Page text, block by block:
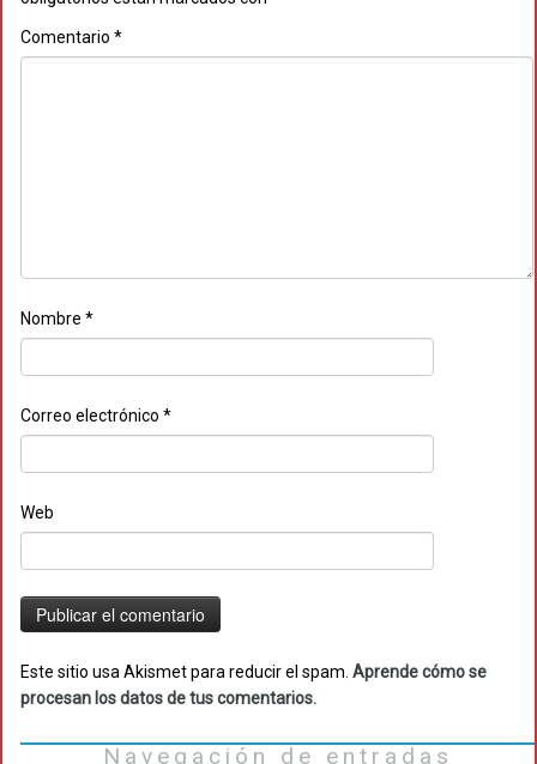
Comentario *
Nombre *
Correo electrónico *
Web
Este sitio usa Akismet para reducir el spam. Aprende cómo se
procesan los datos de tus comentarios.
Navegación de entradas